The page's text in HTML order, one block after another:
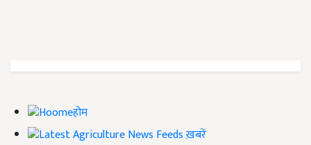
होम
ख़बरें